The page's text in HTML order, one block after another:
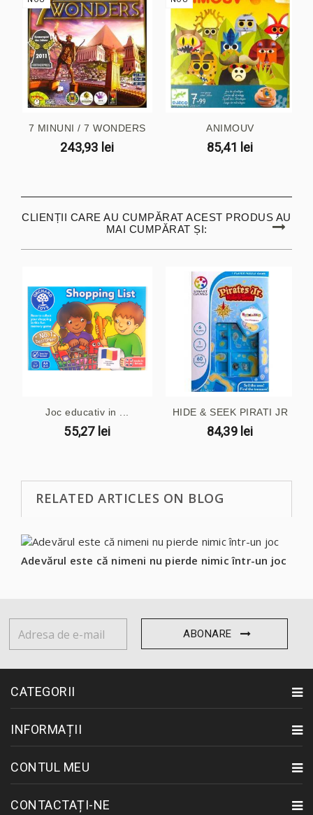
7 MINUNI / 7 WONDERS
243,93 lei
ANIMOUV
85,41 lei
CLIENȚII CARE AU CUMPĂRAT ACEST PRODUS AU
MAI CUMPĂRAT ȘI:
Joc educativ in ...
55,27 lei
HIDE & SEEK PIRATI JR
84,39 lei
RELATED ARTICLES ON BLOG
Adevărul este că nimeni nu pierde nimic într-un joc
ABONARE
CATEGORII
INFORMAȚII
CONTUL MEU
CONTACTAȚI-NE